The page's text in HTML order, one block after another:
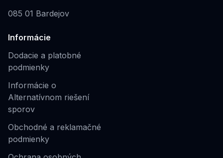
085 01 Bardejov
Informácie
Dodacie a platobné
podmienky
Informácie o
Alternatívnom riešení
sporov
Obchodné a reklamačné
podmienky